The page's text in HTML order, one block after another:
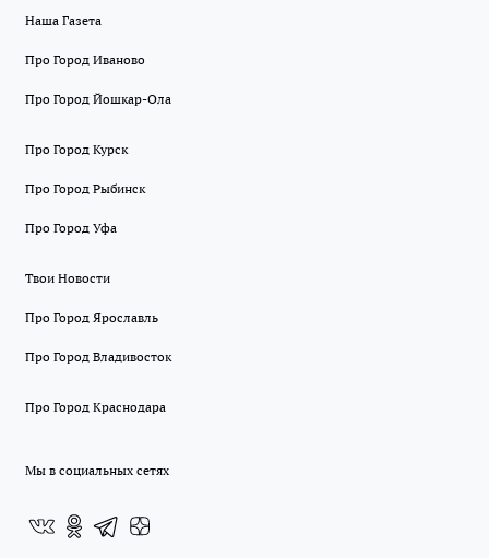
Наша Газета
Про Город Иваново
Про Город Йошкар-Ола
Про Город Курск
Про Город Рыбинск
Про Город Уфа
Твои Новости
Про Город Ярославль
Про Город Владивосток
Про Город Краснодара
Мы в социальных сетях